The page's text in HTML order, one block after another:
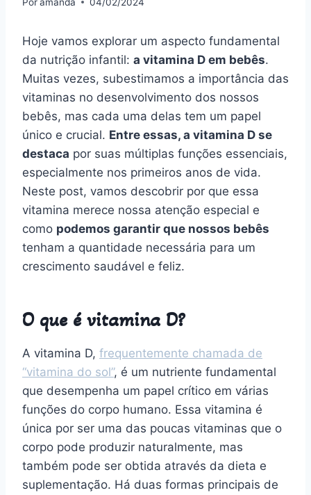
Hoje vamos explorar um aspecto fundamental
da nutrição infantil: a vitamina D em bebês.
Muitas vezes, subestimamos a importância das
vitaminas no desenvolvimento dos nossos
bebês, mas cada uma delas tem um papel
único e crucial. Entre essas, a vitamina D se
destaca por suas múltiplas funções essenciais,
especialmente nos primeiros anos de vida.
Neste post, vamos descobrir por que essa
vitamina merece nossa atenção especial e
como podemos garantir que nossos bebês
tenham a quantidade necessária para um
crescimento saudável e feliz.
O que é vitamina D?
A vitamina D, frequentemente chamada de
“vitamina do sol”, é um nutriente fundamental
que desempenha um papel crítico em várias
funções do corpo humano. Essa vitamina é
única por ser uma das poucas vitaminas que o
corpo pode produzir naturalmente, mas
também pode ser obtida através da dieta e
suplementação. Há duas formas principais de